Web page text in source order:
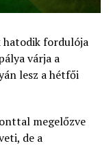
fordulója
várja a
lesz a hétfői
megelőzve
de a